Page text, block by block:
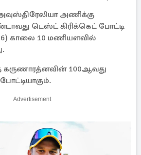
அணிக்கு
டெஸ்ட் கிரிக்கெட் போட்டி
காலை 10 மணியளவில்
கருணாரத்னவின் 100ஆவது
Advertisement